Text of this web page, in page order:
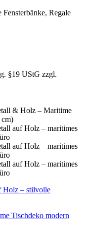
Regale
§19 UStG zzgl.
Tischdeko modern